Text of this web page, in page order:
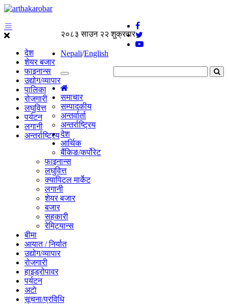
देश
शेयर बजार
फाइनान्स
उद्योग/व्यापार
पालिका
रोजगारी
लघुवित्त
पर्यटन
लगानी
अन्तर्राष्ट्रिय
२०८३ साउन २२ शुक्रवार
Nepali/English
समाचार
सम्पादकीय
अन्तर्वार्ता
अन्तर्राष्ट्रिय
देश
आर्थिक
बैंकिङ/कर्पोरेट
फाइनान्स
लघुवित्त
क्यापिटल मार्केट
लगानी
शेयर बजार
बजार
सहकारी
रेमिट्यान्स
बीमा
आयात / निर्यात
उद्योग/व्यापार
रोजगारी
हाइड्रोपावर
पर्यटन
अटाे
सूचना/प्रविधि